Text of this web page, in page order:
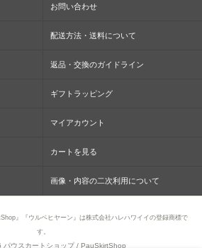
お問い合わせ
配送方法・送料について
返品・交換のガイドライン
ギフトラッピング
マイアカウント
カートを見る
画像・内容の二次利用について
』『ウルベヒヤーン』は株式会社ハレハワイイの登録商標で
す。
パウスカートショップ / PauSkirtShop